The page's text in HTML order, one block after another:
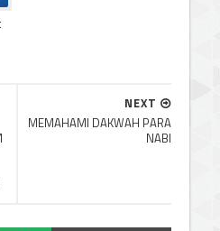
NEXT
MEMAHAMI DAKWAH PARA
NABI